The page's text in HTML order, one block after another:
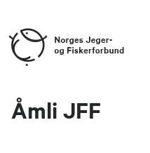
Åmli JFF